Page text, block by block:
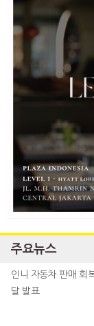
주요뉴스
인니 자동차 판매 회
달 발표